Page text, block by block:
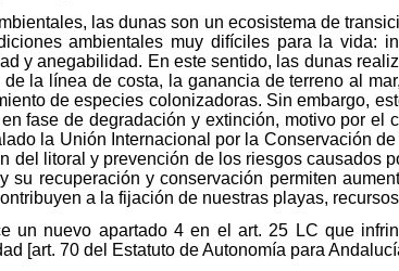
las dunas son un ecosistema de
ambientales muy difíciles para la vida:
y anegabilidad. En este sentido, las dunas
la línea de costa, la ganancia de terreno al
de especies colonizadoras. Sin embargo,
fase de degradación y extinción, motivo por el
la Unión Internacional por la Conservación
del litoral y prevención de los riesgos causados
su recuperación y conservación permiten
a la fijación de nuestras playas,
un nuevo apartado 4 en el art. 25 LC que
[art. 70 del Estatuto de Autonomía para